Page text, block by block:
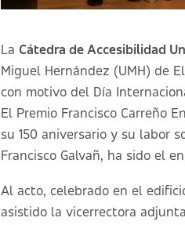
La Cátedra de Accesibilidad
Miguel Hernández (UMH) de
con motivo del Día
El Premio Francisco Carreño
su 150 aniversario y su labor
Francisco Galvañ, ha sido el
Al acto, celebrado en el
asistido la vicerrectora